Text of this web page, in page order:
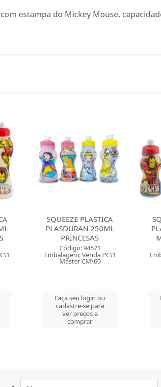
estampa do Mickey Mouse,
250ML
PC\1
ou
para
e
SQUEEZE PLASTICA
PLASDURAN 250ML
MARVEL COMICS
Código: 94569
Embalagem: Venda PC\1
Master CM\60
Faça seu login ou
cadastre-se para
ver preços e
comprar